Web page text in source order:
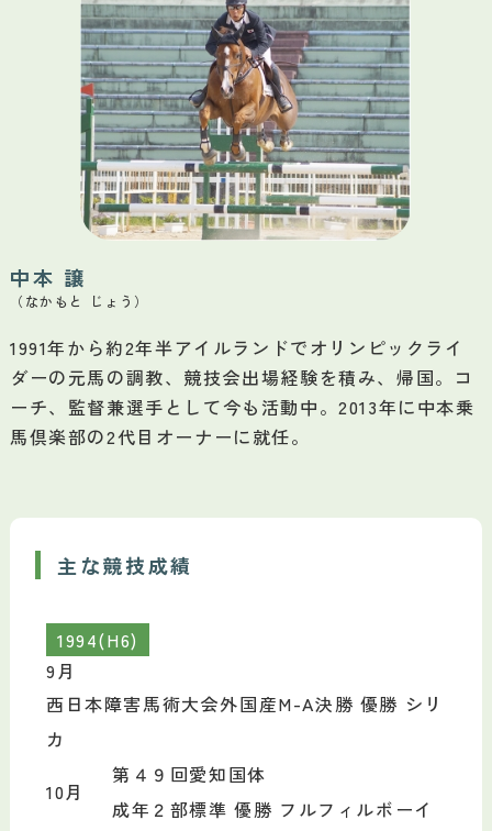
中本 譲
（なかもと じょう）
1991年から約2年半アイルランドでオリンピックライ
ダーの元馬の調教、競技会出場経験を積み、帰国。コ
ーチ、監督兼選手として今も活動中。2013年に中本乗
馬倶楽部の2代目オーナーに就任。
主な競技成績
1994(H6)
9月
西日本障害馬術大会外国産M-A決勝 優勝 シリ
カ
10月
第４９回愛知国体
成年２部標準 優勝 フルフィルボーイ